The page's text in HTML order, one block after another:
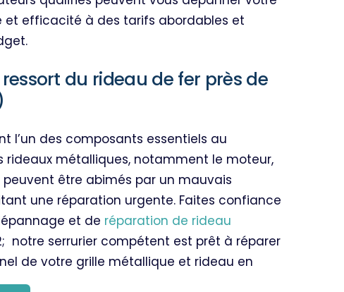
et efficacité à des tarifs abordables et
du rideau de fer près de
l’un des composants essentiels au
métalliques, notamment le moteur,
peuvent être abimés par un mauvais
une réparation urgente. Faites confiance
et de réparation de rideau
notre serrurier compétent est prêt à réparer
de votre grille métallique et rideau en